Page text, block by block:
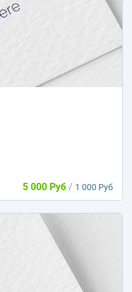
5 000 Руб / 1 000 Руб